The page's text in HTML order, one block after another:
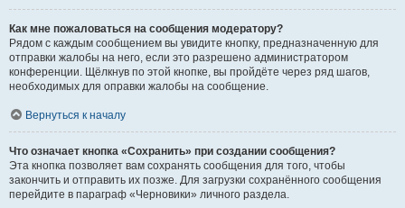
Как мне пожаловаться на сообщения модератору?
Рядом с каждым сообщением вы увидите кнопку, предназначенную для
отправки жалобы на него, если это разрешено администратором
конференции. Щёлкнув по этой кнопке, вы пройдёте через ряд шагов,
необходимых для оправки жалобы на сообщение.
Вернуться к началу
Что означает кнопка «Сохранить» при создании сообщения?
Эта кнопка позволяет вам сохранять сообщения для того, чтобы
закончить и отправить их позже. Для загрузки сохранённого сообщения
перейдите в параграф «Черновики» личного раздела.